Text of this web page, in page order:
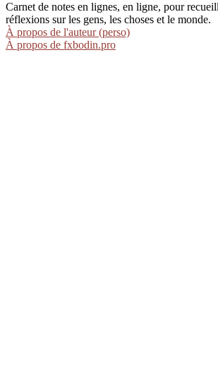
Carnet de notes en lignes, en ligne, pour
réflexions sur les gens, les choses et le monde.
À propos de l'auteur (perso)
À propos de fxbodin.pro